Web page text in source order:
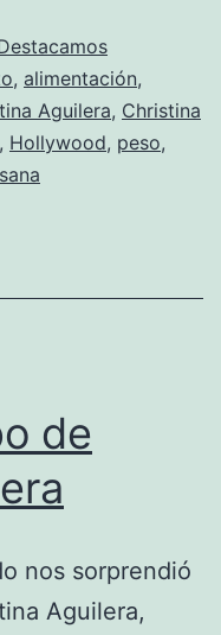
$1400
al
mes
para
, alimentación,
Aguilera, Christina
, Hollywood, peso,
de
nos sorprendió
Aguilera,